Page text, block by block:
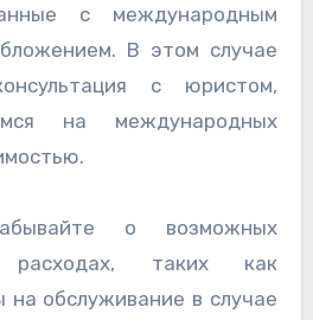
с международным
В этом случае
с юристом,
на международных
о возможных
расходах, таких как
на обслуживание в случае